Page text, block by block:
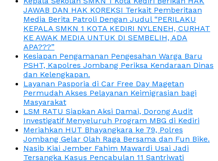
JAWAB DAN HAK KOREKSI Terkait Pemberitaan
Media Berita Patroli Dengan Judul “PERILAKU
KEPALA SMKN 1 KOTA KEDIRI NYLENEH, CURHAT
KE AWAK MEDIA UNTUK DI SEMBELIH, ADA
APA???”
Kesiapan Pengamanan Pengesahan Warga Baru
PSHT, Kapolres Jombang Periksa Kendaraan Dinas
dan Kelengkapan.
Layanan Pasporia di Car Free Day Magetan
Permudah Akses Pelayanan Keimigrasian bagi
Masyarakat
LSM RATU Siapkan Aksi Damai, Dorong Audit
Investigatif Menyeluruh Program MBG di Kediri
Meriahkan HUT Bhayangkara ke 79, Polres
Jombang Gelar Olah Raga Bersama dan Fun Bike.
Nasib Kiai Jember Fahim Mawardi Usai Jadi
Tersangka Kasus Pencabulan 11 Santriwati